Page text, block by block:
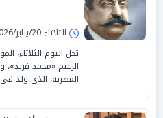
الثلاثاء 20/يناير/2026 - 09:05 م
الزعيم «محمد فريد»،
المصرية، الذي ولد في